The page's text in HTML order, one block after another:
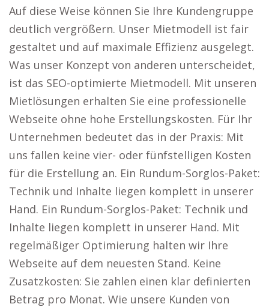
Auf diese Weise können Sie Ihre Kundengruppe
deutlich vergrößern. Unser Mietmodell ist fair
gestaltet und auf maximale Effizienz ausgelegt.
Was unser Konzept von anderen unterscheidet,
ist das SEO-optimierte Mietmodell. Mit unseren
Mietlösungen erhalten Sie eine professionelle
Webseite ohne hohe Erstellungskosten. Für Ihr
Unternehmen bedeutet das in der Praxis: Mit
uns fallen keine vier- oder fünfstelligen Kosten
für die Erstellung an. Ein Rundum-Sorglos-Paket:
Technik und Inhalte liegen komplett in unserer
Hand. Ein Rundum-Sorglos-Paket: Technik und
Inhalte liegen komplett in unserer Hand. Mit
regelmäßiger Optimierung halten wir Ihre
Webseite auf dem neuesten Stand. Keine
Zusatzkosten: Sie zahlen einen klar definierten
Betrag pro Monat. Wie unsere Kunden von